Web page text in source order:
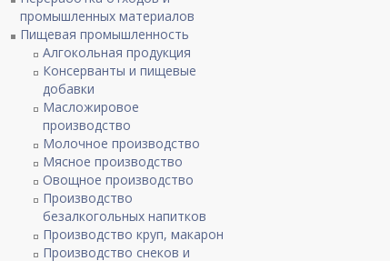
промышленных материалов
Пищевая промышленность
Алгокольная продукция
Консерванты и пищевые
добавки
Масложировое
производство
Молочное производство
Мясное производство
Овощное производство
Производство
безалкогольных напитков
Производство круп, макарон
Производство снеков и